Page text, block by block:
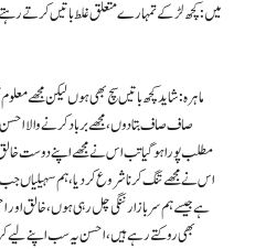
میں: کچھ لڑکے تمہارے متعلق غلط باتیں کرتے
ماہرہ: شاید کچھ باتیں سچ بھی ہوں لیکن مجھے
صاف صاف بتا دوں، مجھے برباد کرنے والا
مطلب پورا ہوگیا تب اس نے مجھے اپنے دوست خالق
اس نے مجھے تنگ کرنا شروع کردیا، ہم سہیلیاں جب
ہے جیسے ہم سربازار ننگی چل رہی ہوں، خالق اور
بھی روکتے رہے ہیں، احسن یہ سب اپنے لیے